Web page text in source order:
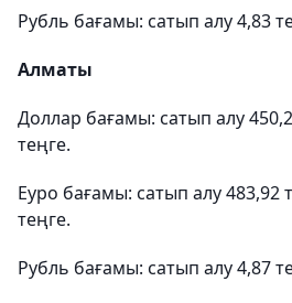
Рубль бағамы: сатып алу 4,83
Алматы
Доллар бағамы: сатып алу
теңге.
Еуро бағамы: сатып алу 483,92
теңге.
Рубль бағамы: сатып алу 4,87